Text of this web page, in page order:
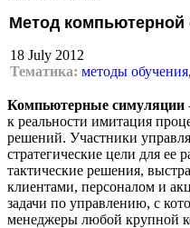
Метод компьютерной
18 July 2012
Тематика: методы обучения,
Компьютерные симуляции
к реальности имитация
решений. Участники
стратегические цели для
тактические решения,
клиентами, персоналом и
задачи по управлению, с
менеджеры любой крупной